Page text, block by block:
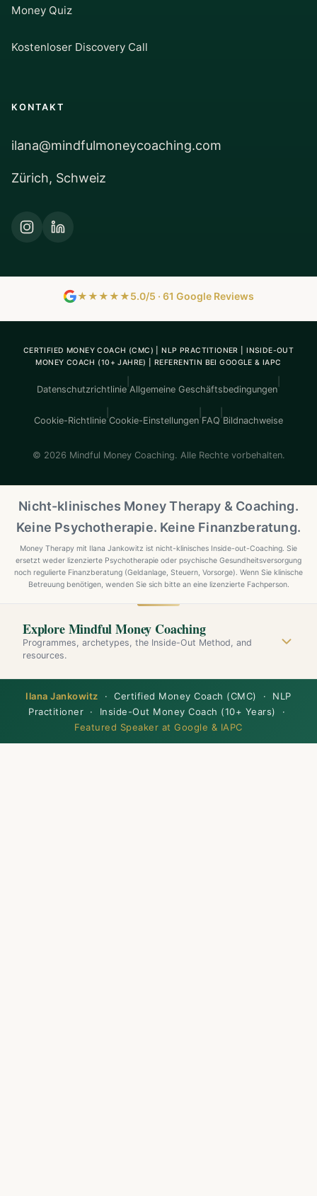
Money Quiz
Kostenloser Discovery Call
KONTAKT
ilana@mindfulmoneycoaching.com
Zürich, Schweiz
★★★★★5.0/5 · 61 Google Reviews
CERTIFIED MONEY COACH (CMC) | NLP PRACTITIONER | INSIDE-OUT
MONEY COACH (10+ JAHRE) | REFERENTIN BEI GOOGLE & IAPC
Datenschutzrichtlinie Allgemeine Geschäftsbedingungen
Cookie-Richtlinie Cookie-Einstellungen FAQ Bildnachweise
© 2026 Mindful Money Coaching. Alle Rechte vorbehalten.
Nicht-klinisches Money Therapy & Coaching.
Keine Psychotherapie. Keine Finanzberatung.
Money Therapy mit Ilana Jankowitz ist nicht-klinisches Inside-out-Coaching. Sie
ersetzt weder lizenzierte Psychotherapie oder psychische Gesundheitsversorgung
noch regulierte Finanzberatung (Geldanlage, Steuern, Vorsorge). Wenn Sie klinische
Betreuung benötigen, wenden Sie sich bitte an eine lizenzierte Fachperson.
Explore Mindful Money Coaching
Programmes, archetypes, the Inside-Out Method, and
resources.
Ilana Jankowitz · Certified Money Coach (CMC) · NLP
Practitioner · Inside-Out Money Coach (10+ Years) ·
Featured Speaker at Google & IAPC